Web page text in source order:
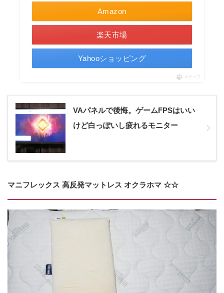
Amazon
楽天市場
Yahooショッピング
ポチップ
VAパネルで後悔。ゲームFPSはいい
けど白っぽいし疲れるモニター
マニフレックス 高反発マットレス オクラホマ ☆☆